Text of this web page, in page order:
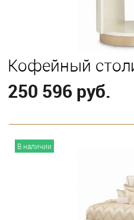
Кофейный
250 596 руб.
В наличии